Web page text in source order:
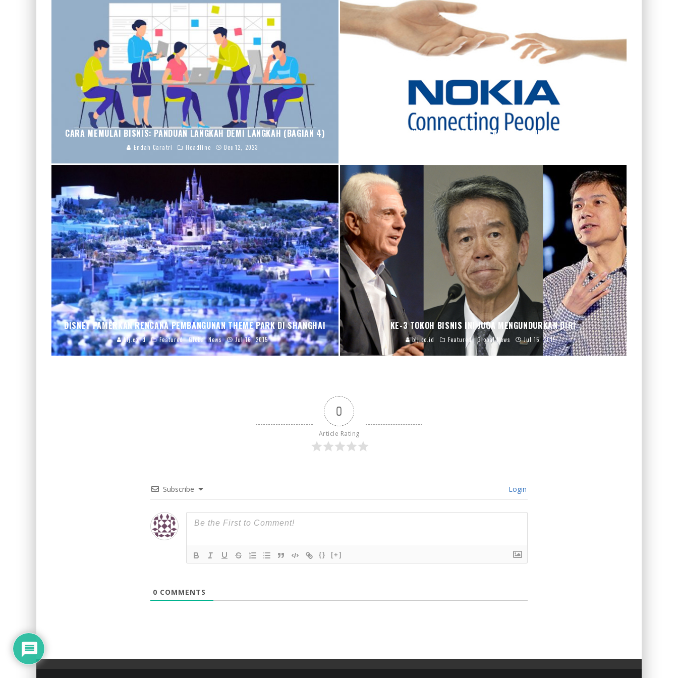
CARA MEMULAI BISNIS: PANDUAN LANGKAH DEMI LANGKAH (BAGIAN 4)
Endah Caratri Headline Dec 12, 2023
NOKIA CARI PARTNER BERKELAS DUNIA
DISNEY PAMERKAN RENCANA PEMBANGUNAN THEME PARK DI SHANGHAI
blj.co.id Featured Global News Jul 16, 2015
KE-3 TOKOH BISNIS INI JUGA MENGUNDURKAN DIRI
blj.co.id Featured Global News Jul 15, 2015
0
Article Rating
Subscribe Login
{} [+]
0 COMMENTS